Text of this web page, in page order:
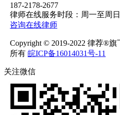
187-2178-2677
律师在线服务时段：周一至周
咨询在线律师
Copyright © 2019-2022 律荐®
所有 皖ICP备16014031号-11
关注微信